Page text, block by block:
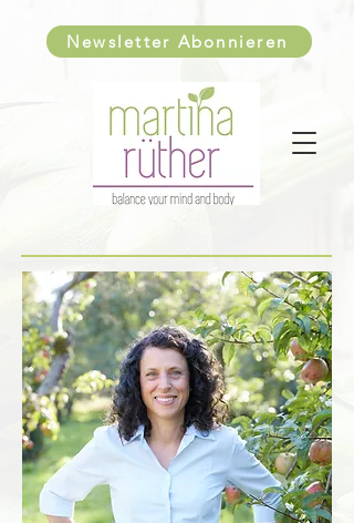
Newsletter Abonnieren